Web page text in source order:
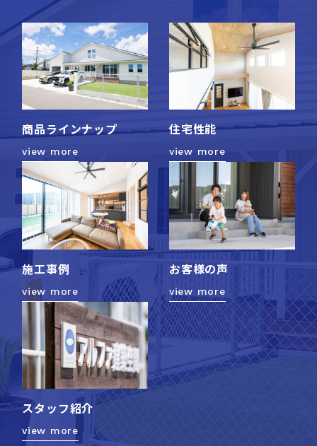
商品ラインナップ
view more
住宅性能
view more
施工事例
view more
お客様の声
view more
スタッフ紹介
view more